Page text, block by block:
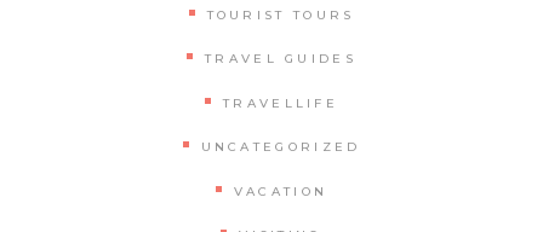
TOURIST TOURS
TRAVEL GUIDES
TRAVELLIFE
UNCATEGORIZED
VACATION